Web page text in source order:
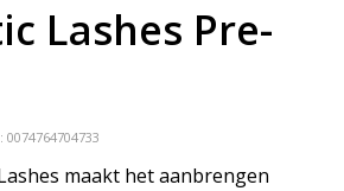
Lashes Pre-
0074764704733
maakt het aanbrengen